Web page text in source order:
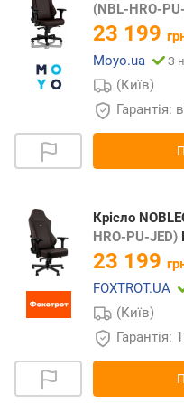
(NBL-HRO-
23 199
Moyo.ua
З
(Київ)
Гарантія:
Крісло
HRO-PU-JED)
23 199
FOXTROT.UA
(Київ)
Гарантія: